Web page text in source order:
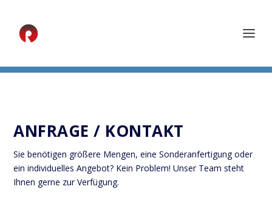
ANFRAGE / KONTAKT
Sie benötigen größere Mengen, eine Sonderanfertigung oder
ein individuelles Angebot? Kein Problem! Unser Team steht
Ihnen gerne zur Verfügung.